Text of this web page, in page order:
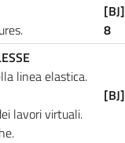
8
linea elastica.
lavori virtuali.